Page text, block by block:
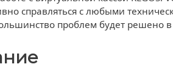
справляться с любыми
проблем будет решено